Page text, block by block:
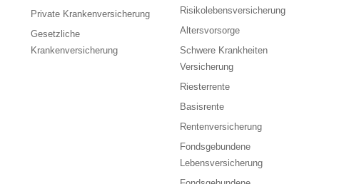
Private Krankenversicherung
Gesetzliche
Krankenversicherung
Risikolebensversicherung
Altersvorsorge
Schwere Krankheiten
Versicherung
Riesterrente
Basisrente
Rentenversicherung
Fondsgebundene
Lebensversicherung